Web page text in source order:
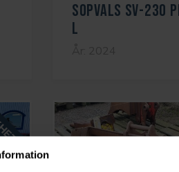
SOPVALS SV-
L